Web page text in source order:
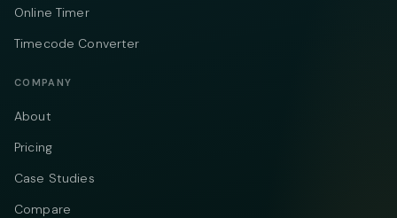
Online Timer
Timecode Converter
COMPANY
About
Pricing
Case Studies
Compare